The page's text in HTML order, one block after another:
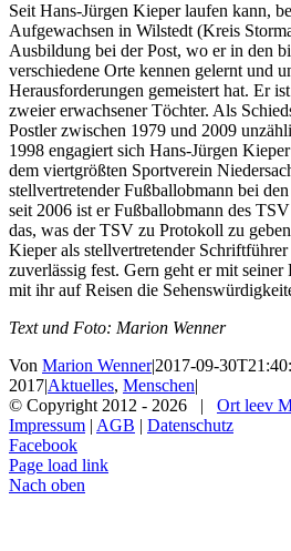
Seit Hans-Jürgen Kieper laufen kann,
Aufgewachsen in Wilstedt (Kreis
Ausbildung bei der Post, wo er in den
verschiedene Orte kennen gelernt und
Herausforderungen gemeistert hat. Er
zweier erwachsener Töchter. Als
Postler zwischen 1979 und 2009
1998 engagiert sich Hans-Jürgen
dem viertgrößten Sportverein
stellvertretender Fußballobmann bei
seit 2006 ist er Fußballobmann des
das, was der TSV zu Protokoll zu
Kieper als stellvertretender
zuverlässig fest. Gern geht er mit
mit ihr auf Reisen die
Text und Foto: Marion Wenner
Von Marion Wenner|2017-09-
2017|Aktuelles, Menschen|
© Copyright 2012 - 2026 | Ort leev
Impressum | AGB | Datenschutz
Facebook
Page load link
Nach oben